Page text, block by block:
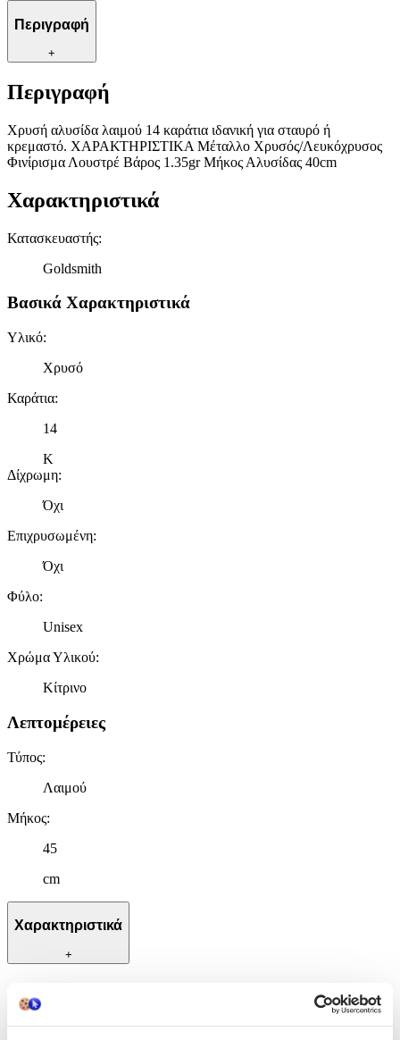
Περιγραφή
+
Περιγραφή
Χρυσή αλυσίδα λαιμού 14 καράτια ιδανική για σταυρό ή
κρεμαστό. ΧΑΡΑΚΤΗΡΙΣΤΙΚΑ Μέταλλο Χρυσός/Λευκόχρυσος
Φινίρισμα Λουστρέ Βάρος 1.35gr Μήκος Αλυσίδας 40cm
Χαρακτηριστικά
Κατασκευαστής:
Goldsmith
Βασικά Χαρακτηριστικά
Υλικό:
Χρυσό
Καράτια:
14
Κ
Δίχρωμη:
Όχι
Επιχρυσωμένη:
Όχι
Φύλο:
Unisex
Χρώμα Υλικού:
Κίτρινο
Λεπτομέρειες
Τύπος:
Λαιμού
Μήκος:
45
cm
Χαρακτηριστικά
+
Χαρακτηριστικά
Κατασκευαστής: